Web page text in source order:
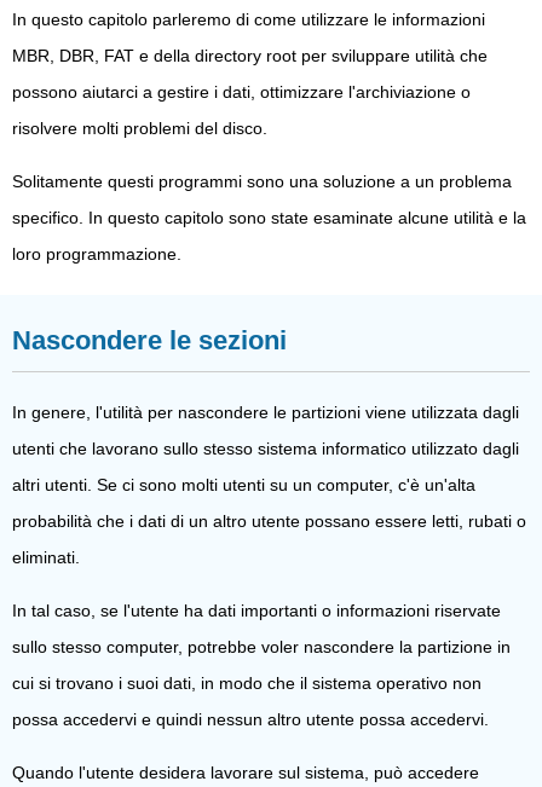
In questo capitolo parleremo di come utilizzare le informazioni
MBR, DBR, FAT e della directory root per sviluppare utilità che
possono aiutarci a gestire i dati, ottimizzare l'archiviazione o
risolvere molti problemi del disco.
Solitamente questi programmi sono una soluzione a un problema
specifico. In questo capitolo sono state esaminate alcune utilità e la
loro programmazione.
Nascondere le sezioni
In genere, l'utilità per nascondere le partizioni viene utilizzata dagli
utenti che lavorano sullo stesso sistema informatico utilizzato dagli
altri utenti. Se ci sono molti utenti su un computer, c'è un'alta
probabilità che i dati di un altro utente possano essere letti, rubati o
eliminati.
In tal caso, se l'utente ha dati importanti o informazioni riservate
sullo stesso computer, potrebbe voler nascondere la partizione in
cui si trovano i suoi dati, in modo che il sistema operativo non
possa accedervi e quindi nessun altro utente possa accedervi.
Quando l'utente desidera lavorare sul sistema, può accedere